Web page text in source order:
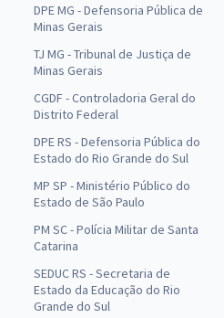
DPE MG - Defensoria Pública de
Minas Gerais
TJ MG - Tribunal de Justiça de
Minas Gerais
CGDF - Controladoria Geral do
Distrito Federal
DPE RS - Defensoria Pública do
Estado do Rio Grande do Sul
MP SP - Ministério Público do
Estado de São Paulo
PM SC - Polícia Militar de Santa
Catarina
SEDUC RS - Secretaria de
Estado da Educação do Rio
Grande do Sul